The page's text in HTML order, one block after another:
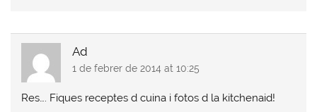
Ad
1 de febrer de 2014 at 10:25
Res…. Fiques receptes d cuina i fotos d la kitchenaid!